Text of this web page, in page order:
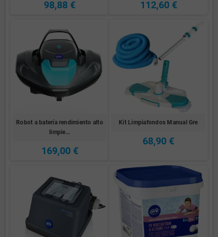
98,88 € 112,60 €
Robot a batería rendimiento alto
limpie…
169,00 €
Kit Limpiafondos Manual Gre
68,90 €